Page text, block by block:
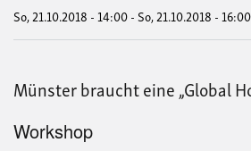
So, 21.10.2018 - 14:00-So, 21.10.2018 - 16:00
Münster braucht eine „Global
Workshop